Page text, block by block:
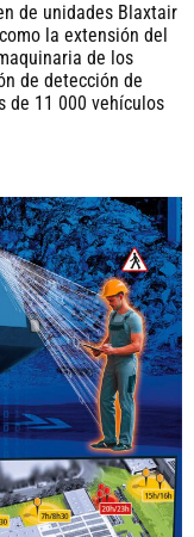
de unidades Blaxtair
la extensión del
de los
de detección de
de 11 000 vehículos